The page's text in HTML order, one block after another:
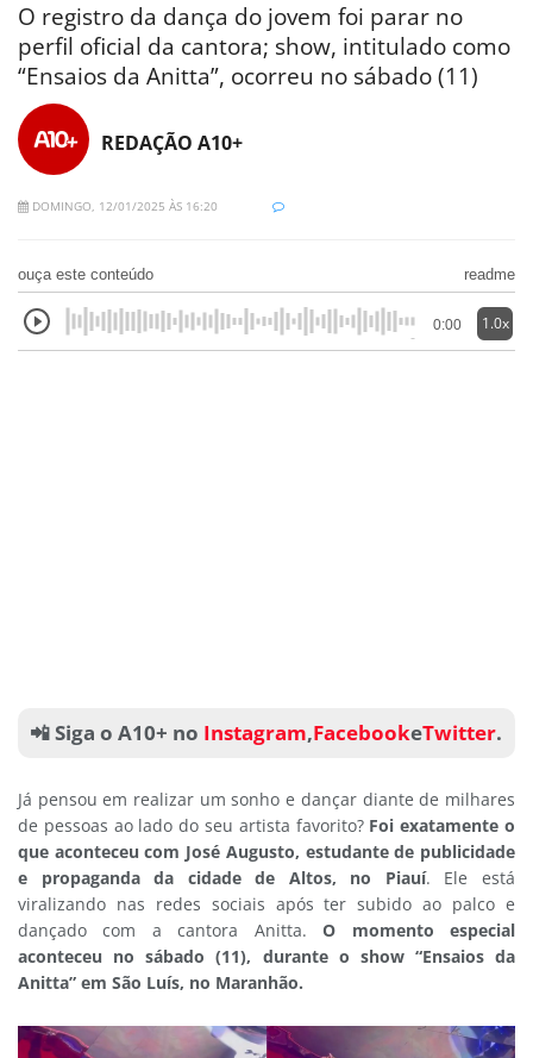
O registro da dança do jovem foi parar no
perfil oficial da cantora; show, intitulado como
“Ensaios da Anitta”, ocorreu no sábado (11)
REDAÇÃO A10+
DOMINGO, 12/01/2025 ÀS 16:20
ouça este conteúdo readme
0:00 1.0x
📲 Siga o A10+ no Instagram,FacebookeTwitter.
Já pensou em realizar um sonho e dançar diante de milhares
de pessoas ao lado do seu artista favorito? Foi exatamente o
que aconteceu com José Augusto, estudante de publicidade
e propaganda da cidade de Altos, no Piauí. Ele está
viralizando nas redes sociais após ter subido ao palco e
dançado com a cantora Anitta.O momento especial
aconteceu no sábado (11), durante o show “Ensaios da
Anitta” em São Luís, no Maranhão.